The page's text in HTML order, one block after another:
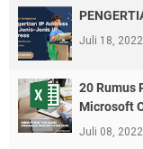
Juli 18, 2022
20 Rumus
Microsoft
Juli 08, 2022